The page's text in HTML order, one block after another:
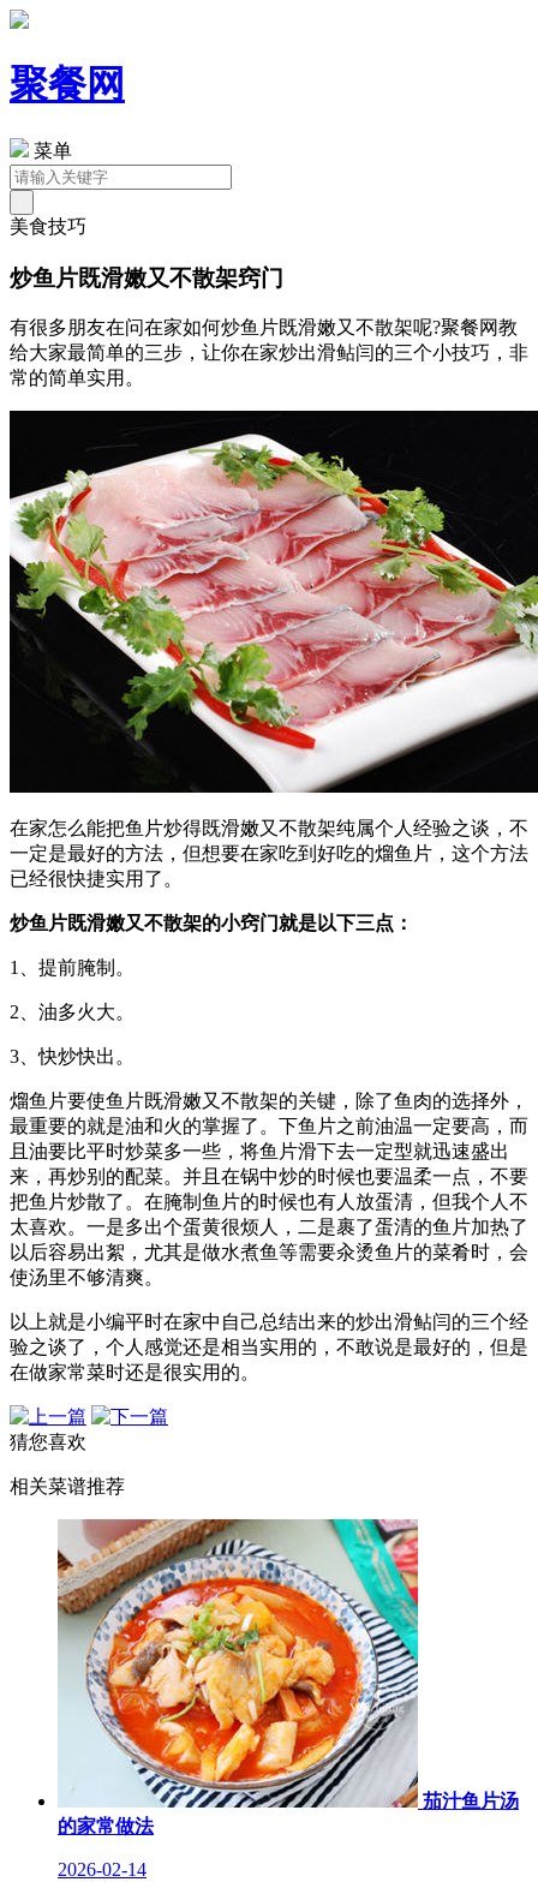
聚餐网
菜单
美食技巧
炒鱼片既滑嫩又不散架窍门
有很多朋友在问在家如何炒鱼片既滑嫩又不散架呢?聚餐网教
给大家最简单的三步，让你在家炒出滑鲇闫的三个小技巧，非
常的简单实用。
在家怎么能把鱼片炒得既滑嫩又不散架纯属个人经验之谈，不
一定是最好的方法，但想要在家吃到好吃的熘鱼片，这个方法
已经很快捷实用了。
炒鱼片既滑嫩又不散架的小窍门就是以下三点：
1、提前腌制。
2、油多火大。
3、快炒快出。
熘鱼片要使鱼片既滑嫩又不散架的关键，除了鱼肉的选择外，
最重要的就是油和火的掌握了。下鱼片之前油温一定要高，而
且油要比平时炒菜多一些，将鱼片滑下去一定型就迅速盛出
来，再炒别的配菜。并且在锅中炒的时候也要温柔一点，不要
把鱼片炒散了。在腌制鱼片的时候也有人放蛋清，但我个人不
太喜欢。一是多出个蛋黄很烦人，二是裹了蛋清的鱼片加热了
以后容易出絮，尤其是做水煮鱼等需要汆烫鱼片的菜肴时，会
使汤里不够清爽。
以上就是小编平时在家中自己总结出来的炒出滑鲇闫的三个经
验之谈了，个人感觉还是相当实用的，不敢说是最好的，但是
在做家常菜时还是很实用的。
猜您喜欢
相关菜谱推荐
茄汁鱼片汤
的家常做法
2026-02-14